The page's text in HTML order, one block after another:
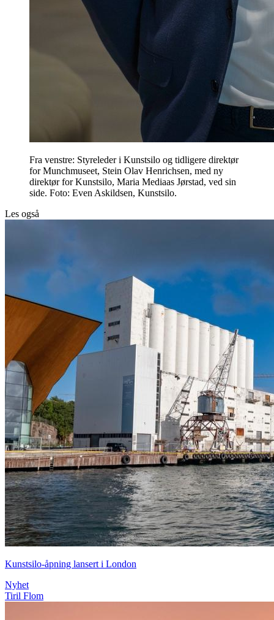
Fra venstre: Styreleder i Kunstsilo og tidligere direktør
for Munchmuseet, Stein Olav Henrichsen, med ny
direktør for Kunstsilo, Maria Mediaas Jørstad, ved sin
side. Foto: Even Askildsen, Kunstsilo.
Les også
Kunstsilo-åpning lansert i London
Nyhet
Tiril Flom